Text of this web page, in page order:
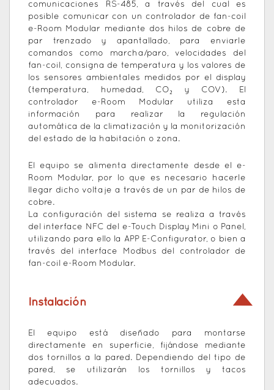
comunicaciones RS-485, a través del cual es
posible comunicar con un controlador de fan-coil
e-Room Modular mediante dos hilos de cobre de
par trenzado y apantallado, para enviarle
comandos como marcha/paro, velocidades del
fan-coil, consigna de temperatura y los valores de
los sensores ambientales medidos por el display
(temperatura, humedad, CO₂ y COV). El
controlador e-Room Modular utiliza esta
información para realizar la regulación
automática de la climatización y la monitorización
del estado de la habitación o zona.
El equipo se alimenta directamente desde el e-
Room Modular, por lo que es necesario hacerle
llegar dicho voltaje a través de un par de hilos de
cobre.
La configuración del sistema se realiza a través
del interface NFC del e-Touch Display Mini o Panel,
utilizando para ello la APP E-Configurator, o bien a
través del interface Modbus del controlador de
fan-coil e-Room Modular.
Instalación
El equipo está diseñado para montarse
directamente en superficie, fijándose mediante
dos tornillos a la pared. Dependiendo del tipo de
pared, se utilizarán los tornillos y tacos
adecuados.